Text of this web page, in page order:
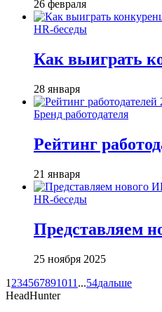
26 февраля
HR-беседы
Как выиграть
28 января
Бренд работодателя
Рейтинг
21 января
HR-беседы
Представляем
25 ноября 2025
1 234567891011 ...54дальше
HeadHunter